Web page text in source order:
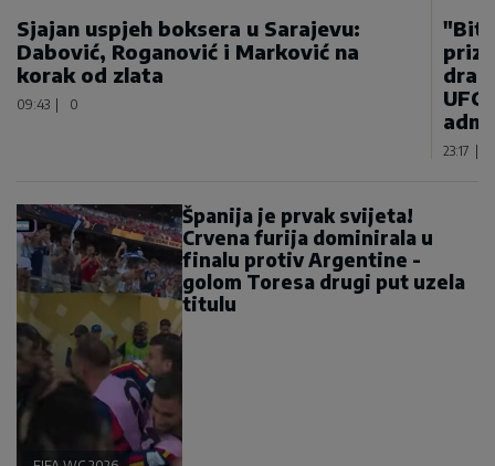
Sjajan uspjeh boksera u Sarajevu:
Dabović, Roganović i Marković na
korak od zlata
09:43 0
23:17
Španija je prvak svijeta!
Crvena furija dominirala u
finalu protiv Argentine -
golom Toresa drugi put uzela
titulu